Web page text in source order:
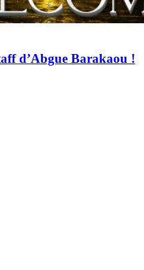
d’Abgue Barakaou !